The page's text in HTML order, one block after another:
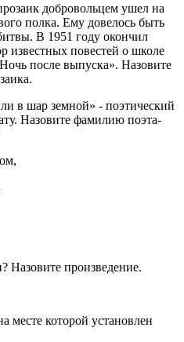
добровольцем ушел на
полка. Ему довелось быть
В 1951 году окончил
известных повестей о школе
после выпуска». Назовите
в шар земной» - поэтический
Назовите фамилию поэта-
Назовите произведение.
месте которой установлен